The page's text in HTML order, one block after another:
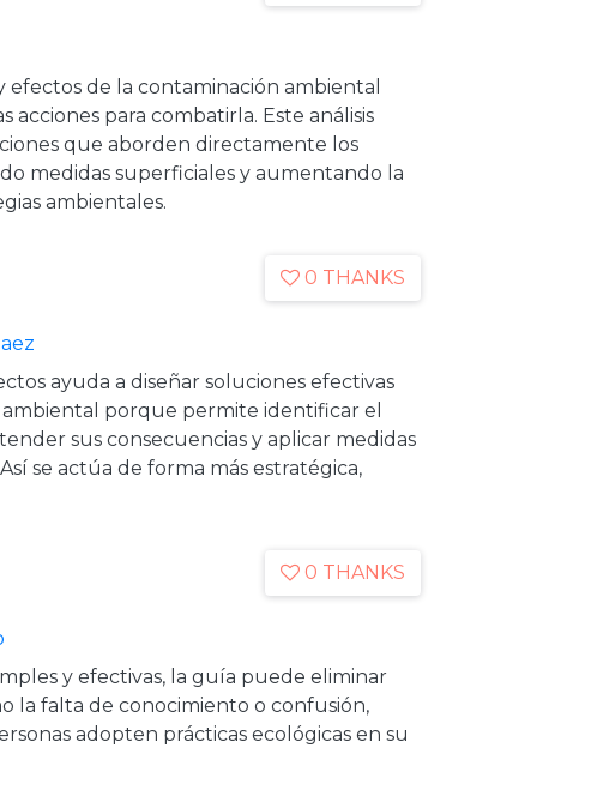
efectos de la contaminación ambiental
acciones para combatirla. Este análisis
que aborden directamente los
medidas superficiales y aumentando la
ambientales.
0 THANKS
ayuda a diseñar soluciones efectivas
porque permite identificar el
sus consecuencias y aplicar medidas
se actúa de forma más estratégica,
0 THANKS
y efectivas, la guía puede eliminar
la falta de conocimiento o confusión,
adopten prácticas ecológicas en su